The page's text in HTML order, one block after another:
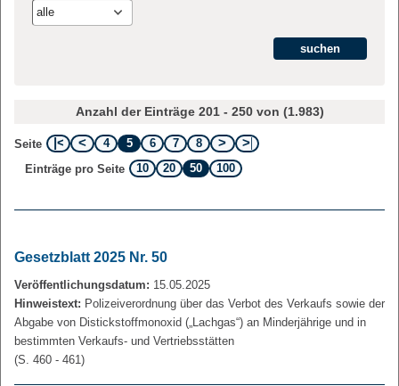
alle
Anzahl der Einträge 201 - 250 von (1.983)
Seite 4 5 6 7
8
Einträge pro Seite
10 20 50 100
Gesetzblatt 2025 Nr. 50
Veröffentlichungsdatum: 15.05.2025
Hinweistext: Polizeiverordnung über das Verbot des Verkaufs sowie der
Abgabe von Distickstoffmonoxid („Lachgas“) an Minderjährige und in
bestimmten Verkaufs- und Vertriebsstätten
(S. 460 - 461)